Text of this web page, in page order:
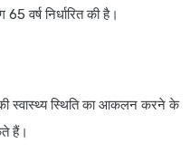
वर्ष निर्धारित की है।
की स्वास्थ्य स्थिति का आकलन करने के
हैं।